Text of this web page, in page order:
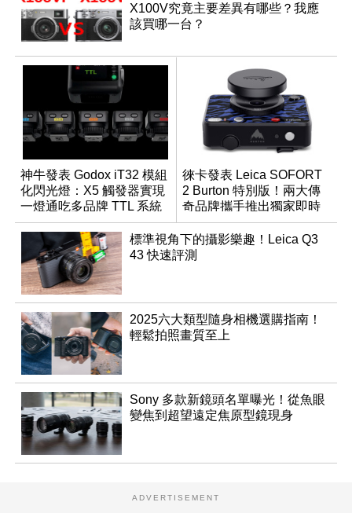
X100V究竟主要差異有哪些？我應
該買哪一台？
神牛發表 Godox iT32 模組
化閃光燈：X5 觸發器實現
一燈通吃多品牌 TTL 系統
徠卡發表 Leica SOFORT
2 Burton 特別版！兩大傳
奇品牌攜手推出獨家即時
成像相機
標準視角下的攝影樂趣！Leica Q3
43 快速評測
2025六大類型隨身相機選購指南！
輕鬆拍照畫質至上
Sony 多款新鏡頭名單曝光！從魚眼
變焦到超望遠定焦原型鏡現身
ADVERTISEMENT